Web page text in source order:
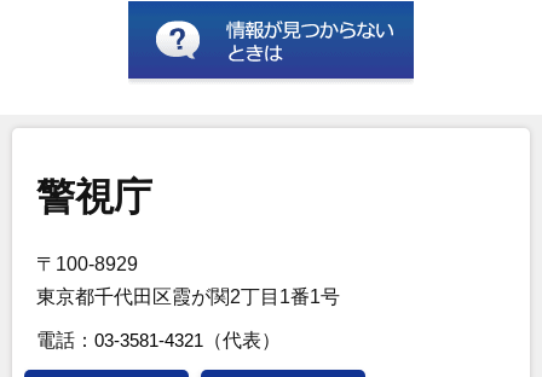
警視庁
〒100-8929
東京都千代田区霞が関2丁目1番1号
電話： 03-3581-4321 （代表）